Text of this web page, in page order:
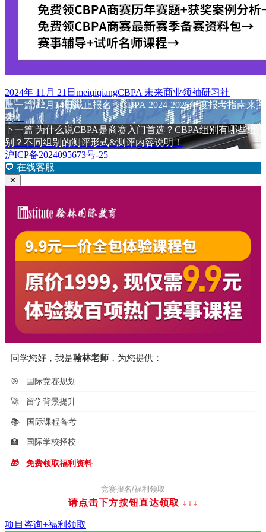
发
布
于
2024年 11月 21日 作
者
meiqiqiang标
签
CBPA 未来商业领袖研习社
文
章
导
航
上一篇上
篇
文
章：
12月14日截止报名！CBPA 2024-2025年度报考指南来
袭！
下一篇 下
篇
文
章：
为什么说CBPA是商赛入门首选？CBPA组别有哪些组
别？不同组别的测评形式&测评内容说明！
沪ICP备2024095673号-25
💬 在线客服
✕
同学您好，我是翰林老师 ，为您提供：
🎯 国际竞赛规划
🚀 留学背景提升
📚 国际课程备考
🏫 国际学校择校
🎁 免费领取福利资料
竞赛报名/福利领取
请点击下方按钮直达领取 ↓↓↓
项目咨询+福利领取